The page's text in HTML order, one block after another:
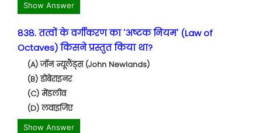
Show Answer
838. तत्वों के वर्गीकरण का 'अष्टक नियम' (Law of
Octaves) किसने प्रस्तुत किया था?
(A) जॉन न्यूलैंड्स (John Newlands)
(B) डोबेराइनर
(C) मेंडलीव
(D) लवाइजिए
Show Answer